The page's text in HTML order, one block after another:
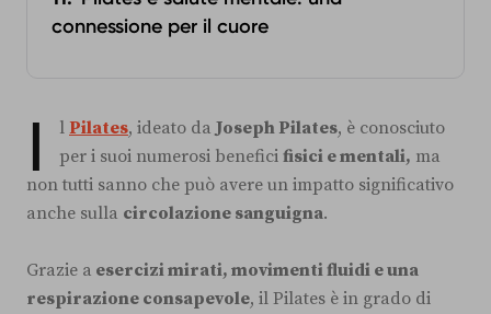
connessione per il cuore
I l Pilates, ideato daJoseph Pilates, è conosciuto
per i suoi numerosi benefici fisici e mentali, ma
non tutti sanno che può avere un impatto significativo
anche sulla circolazione sanguigna.
Grazie a esercizi mirati, movimenti fluidi e una
respirazione consapevole, il Pilates è in grado di